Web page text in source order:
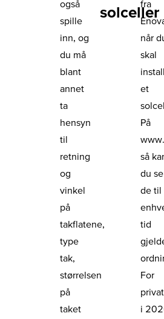
også
spille
inn, og
du må
blant
annet
ta
hensyn
til
retning
og
vinkel
på
takflatene,
type
tak,
størrelsen
på
taket
solceller
fra
når
skal
et
På
så
du se
de til
tid
For
i